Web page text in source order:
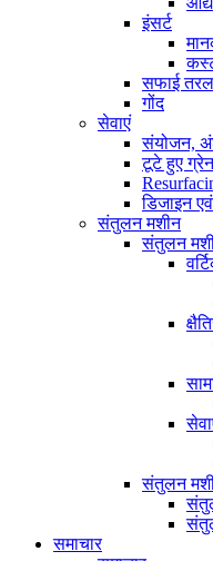
इंसर्ट
सफाई तरल
गोंद
सेवाएं
संयोजन,
टूटे हुए
डिजाइन
संतुलन मशीन
संतुलन
संतुलन
समाचार